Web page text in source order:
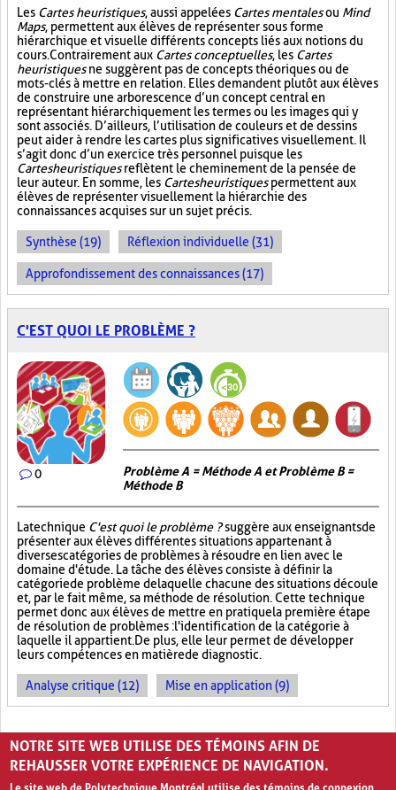
Les Cartes heuristiques, aussi appelées Cartes mentalesou Mind
Maps, permettent aux élèves de représenter sous forme
hiérarchique et visuelle différents concepts liés aux notions du
cours. Contrairement aux Cartes conceptuelles, les Cartes
heuristiquesne suggèrent pas de concepts théoriques ou de
mots-clés à mettre en relation. Elles demandent plutôt aux élèves
de construire une arborescence d’un concept central en
représentant hiérarchiquement les termes ou les images qui y
sont associés. D’ailleurs, l’utilisation de couleurs et de dessins
peut aider à rendre les cartes plus significatives visuellement. Il
s’agit donc d’un exercice très personnel puisque les
Cartes heuristiquesreflètent le cheminement de la pensée de
leur auteur. En somme, les Cartes heuristiquespermettent aux
élèves de représenter visuellement la hiérarchie des
connaissances acquises sur un sujet précis.
Synthèse (19) Réflexion individuelle (31)
Approfondissement des connaissances (17)
C'EST QUOI LE PROBLÈME ?
0
Problème A = Méthode A et Problème B =
Méthode B
La technique C'est quoi le problème ?suggère aux enseignants de
présenter aux élèves différentes situations appartenant à
diverses catégories de problèmes à résoudre en lien avec le
domaine d'étude. La tâche des élèves consiste à définir la
catégorie de problème de laquelle chacune des situations découle
et, par le fait même, sa méthode de résolution. Cette technique
permet donc aux élèves de mettre en pratique la première étape
de résolution de problèmes : l'identification de la catégorie à
laquelle il appartient. De plus, elle leur permet de développer
leurs compétences en matière de diagnostic.
Analyse critique (12) Mise en application (9)
PAGES
1 2 3 › »
NOTRE SITE WEB UTILISE DES TÉMOINS AFIN DE
REHAUSSER VOTRE EXPÉRIENCE DE NAVIGATION.